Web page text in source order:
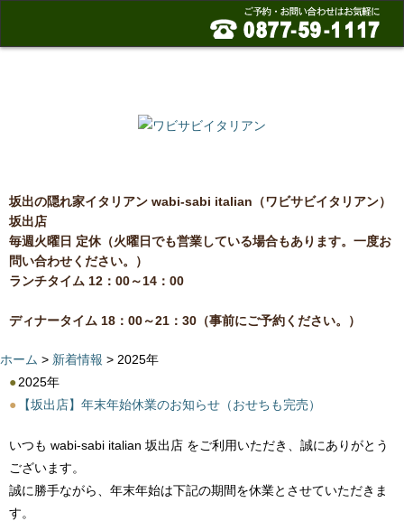
坂出の隠れ家イタリアン wabi-sabi italian（ワビサビイタリアン）
坂出店
毎週火曜日 定休（火曜日でも営業している場合もあります。一度お
問い合わせください。）
ランチタイム 12：00～14：00
ディナータイム 18：00～21：30（事前にご予約ください。）
ホーム > 新着情報 > 2025年
●2025年
●
【坂出店】年末年始休業のお知らせ（おせちも完売）
いつも wabi-sabi italian 坂出店 をご利用いただき、誠にありがとう
ございます。
誠に勝手ながら、年末年始は下記の期間を休業とさせていただきま
す。